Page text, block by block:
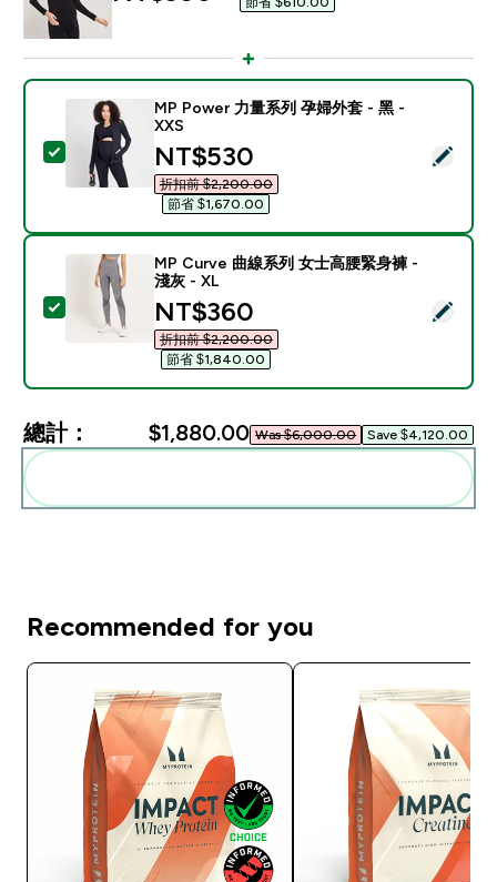
選取此商品 - MP Power 力量系列 孕婦外套 - 黑 - XXS
MP Power 力量系列 孕婦外套 - 黑 -
XXS
discounted price
NT$530‎
折扣前 $2,200.00‎
節省 $1,670.00‎
選取此商品 - MP Curve 曲線系列 女士高腰緊身褲 - 淺
MP Curve 曲線系列 女士高腰緊身褲 -
淺灰 - XL
discounted price
NT$360‎
折扣前 $2,200.00‎
節省 $1,840.00‎
總計： $1,880.00‎ Was $6,000.00‎ Save $4,120.00‎
Recommended for you